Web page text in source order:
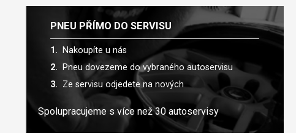
PNEU PŘÍMO DO SERVISU
Nakoupíte u nás
Pneu dovezeme do vybraného autoservisu
Ze servisu odjedete na nových
Spolupracujeme s více než 30 autoservisy